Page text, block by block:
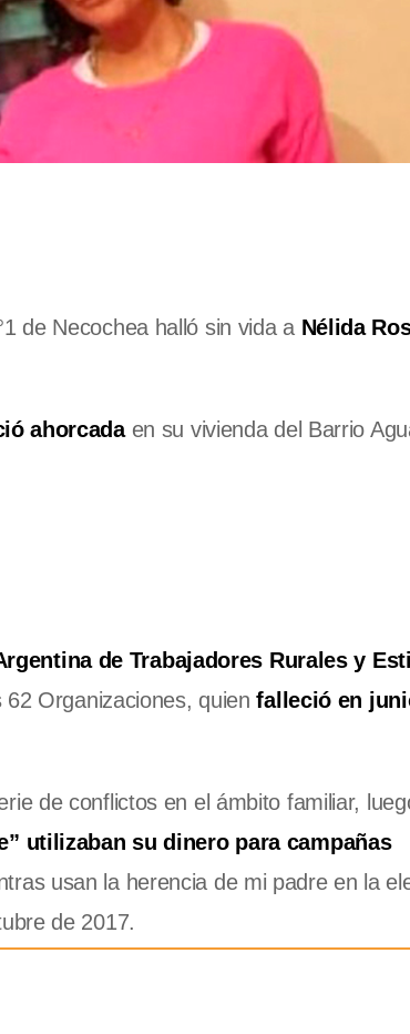
de Necochea halló sin vida a Nélida
ahorcadaen su vivienda del Barrio
de Trabajadores Rurales y
62 Organizaciones, quienfalleció en
de conflictos en el ámbito familiar,
utilizaban su dinero para campañas
usan la herencia de mi padre en la
de 2017.